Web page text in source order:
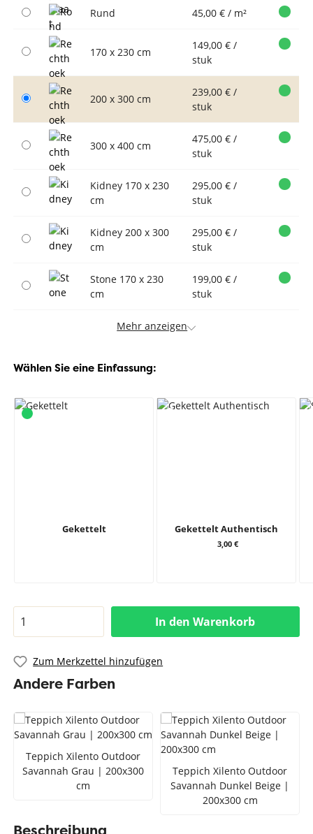
Rund 45,00 € / m²
170 x 230 cm
149,00 € /
stuk
200 x 300 cm
239,00 € /
stuk
300 x 400 cm
475,00 € /
stuk
Kidney 170 x 230
cm
295,00 € /
stuk
Kidney 200 x 300
cm
295,00 € /
stuk
Stone 170 x 230
cm
199,00 € /
stuk
Mehr anzeigen
Wählen Sie eine Einfassung:
Gekettelt Gekettelt Authentisch
3,00 €
In den Warenkorb
Zum Merkzettel hinzufügen
Andere Farben
Teppich Xilento Outdoor
Savannah Grau | 200x300
cm
Teppich Xilento Outdoor
Savannah Dunkel Beige |
200x300 cm
Beschreibung